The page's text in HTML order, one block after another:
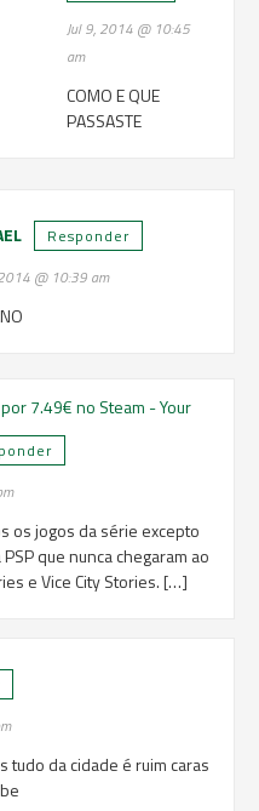
Jul 9, 2014 @ 10:45
am
COMO E QUE
PASSASTE
Responder
@ 10:39 am
7.49€ no Steam - Your
os jogos da série excepto
que nunca chegaram ao
e Vice City Stories. […]
tudo da cidade é ruim caras